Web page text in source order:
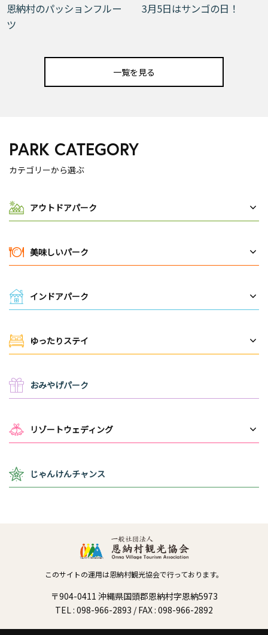
恩納村のパッションフルー
ツ
3月5日はサンゴの日！
一覧を見る
PARK CATEGORY
カテゴリーから選ぶ
アウトドアパーク
美味しいパーク
インドアパーク
ゆったりステイ
おみやげパーク
リゾートウェディング
じゃんけんチャンス
このサイトの運用は恩納村観光協会で行っております。
〒904-0411 沖縄県国頭郡恩納村字恩納5973
TEL : 098-966-2893 / FAX : 098-966-2892